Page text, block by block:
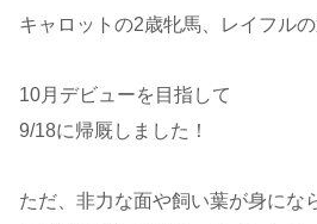
キャロットの2歳牝馬、レイフルの
10月デビューを目指して
9/18に帰厩しました！
ただ、非力な面や飼い葉が身にな